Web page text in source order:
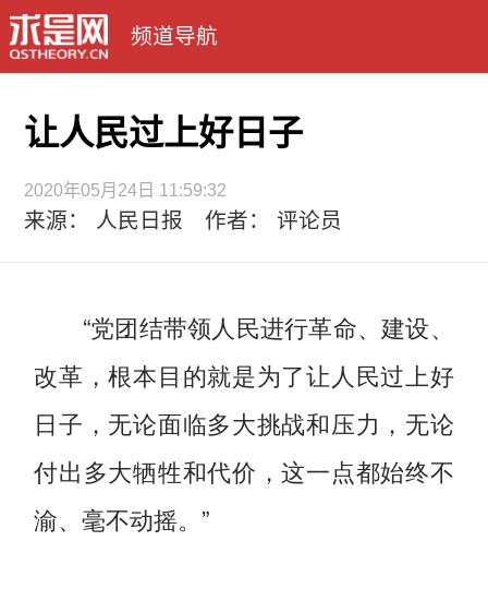
频道导航
让人民过上好日子
2020年05月24日 11:59:32
来源： 人民日报 作者： 评论员
“党团结带领人民进行革命、建设、
改革，根本目的就是为了让人民过上好
日子，无论面临多大挑战和压力，无论
付出多大牺牲和代价，这一点都始终不
渝、毫不动摇。”